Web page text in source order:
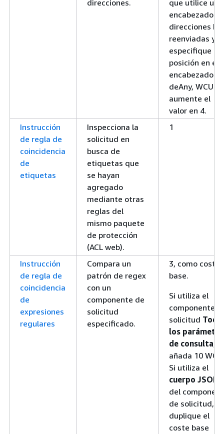
direcciones.
que utilice un
encabezado
direcciones IP
reenviadas y
especifique
posición en el
encabezado
deAny, WCUs
aumente el
valor en 4.
Instrucción
de regla de
coincidencia
de
etiquetas
Inspecciona la
solicitud en
busca de
etiquetas que
se hayan
agregado
mediante otras
reglas del
mismo paquete
de protección
(ACL web).
1
Instrucción
de regla de
coincidencia
de
expresiones
regulares
Compara un
patrón de regex
con un
componente de
solicitud
especificado.
3, como coste
base.
Si utiliza el
componente
solicitud
los
de consulta
añada 10
Si utiliza el
cuerpo JSON
del
de solicitud,
duplique el
coste base